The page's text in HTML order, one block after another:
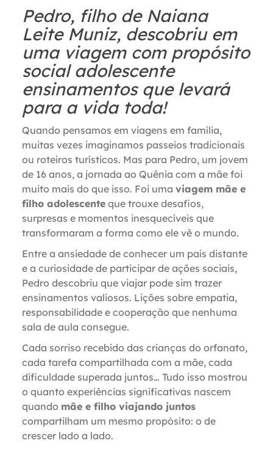
Pedro, filho de Naiana
Leite Muniz, descobriu em
uma viagem com propósito
social adolescente
ensinamentos que levará
para a vida toda!
Quando pensamos em viagens em família,
muitas vezes imaginamos passeios tradicionais
ou roteiros turísticos. Mas para Pedro, um jovem
de 16 anos, a jornada ao Quênia com a mãe foi
muito mais do que isso. Foi uma viagem mãe e
filho adolescente que trouxe desafios,
surpresas e momentos inesquecíveis que
transformaram a forma como ele vê o mundo.
Entre a ansiedade de conhecer um país distante
e a curiosidade de participar de ações sociais,
Pedro descobriu que viajar pode sim trazer
ensinamentos valiosos. Lições sobre empatia,
responsabilidade e cooperação que nenhuma
sala de aula consegue.
Cada sorriso recebido das crianças do orfanato,
cada tarefa compartilhada com a mãe, cada
dificuldade superada juntos… Tudo isso mostrou
o quanto experiências significativas nascem
quando mãe e filho viajando juntos
compartilham um mesmo propósito: o de
crescer lado a lado.